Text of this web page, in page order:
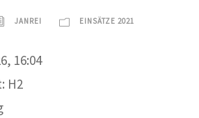
JANREI EINSÄTZE 2021
16:04
H2